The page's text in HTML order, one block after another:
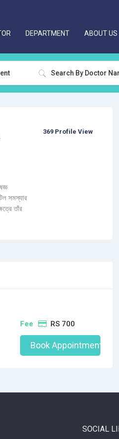
DEPARTMENT ABOUT US
সমস্যার
তাঁর
369 Profile View
Fee RS 700
Book Appointment
SOCIAL